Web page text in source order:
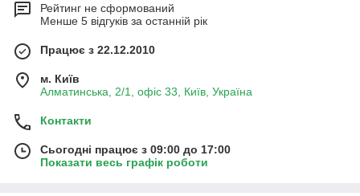
Рейтинг не сформований
Менше 5 відгуків за останній рік
Працює з 22.12.2010
м. Київ
Алматинська, 2/1, офіс 33, Київ, Україна
Контакти
Сьогодні працює з 09:00 до 17:00
Показати весь графік роботи